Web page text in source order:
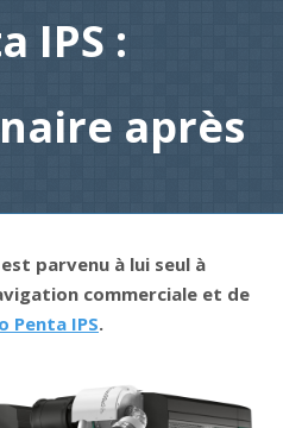
IPS :
après
parvenu à lui seul à
commerciale et de
Penta IPS.